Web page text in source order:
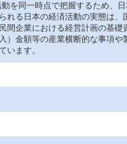
を同一時点で把握するため、
れる日本の経済活動の実態は
企業における経営計画の基礎
）金額等の産業横断的な事項
います。